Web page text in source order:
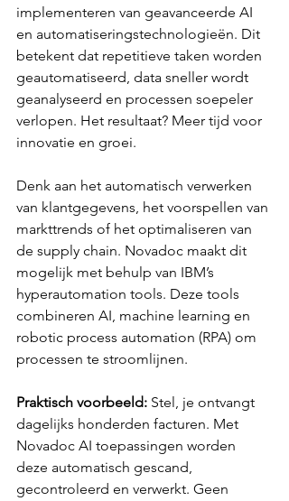
implementeren van geavanceerde AI
en automatiseringstechnologieën. Dit
betekent dat repetitieve taken worden
geautomatiseerd, data sneller wordt
geanalyseerd en processen soepeler
verlopen. Het resultaat? Meer tijd voor
innovatie en groei.
Denk aan het automatisch verwerken
van klantgegevens, het voorspellen van
markttrends of het optimaliseren van
de supply chain. Novadoc maakt dit
mogelijk met behulp van IBM’s
hyperautomation tools. Deze tools
combineren AI, machine learning en
robotic process automation (RPA) om
processen te stroomlijnen.
Praktisch voorbeeld: Stel, je ontvangt
dagelijks honderden facturen. Met
Novadoc AI toepassingen worden
deze automatisch gescand,
gecontroleerd en verwerkt. Geen